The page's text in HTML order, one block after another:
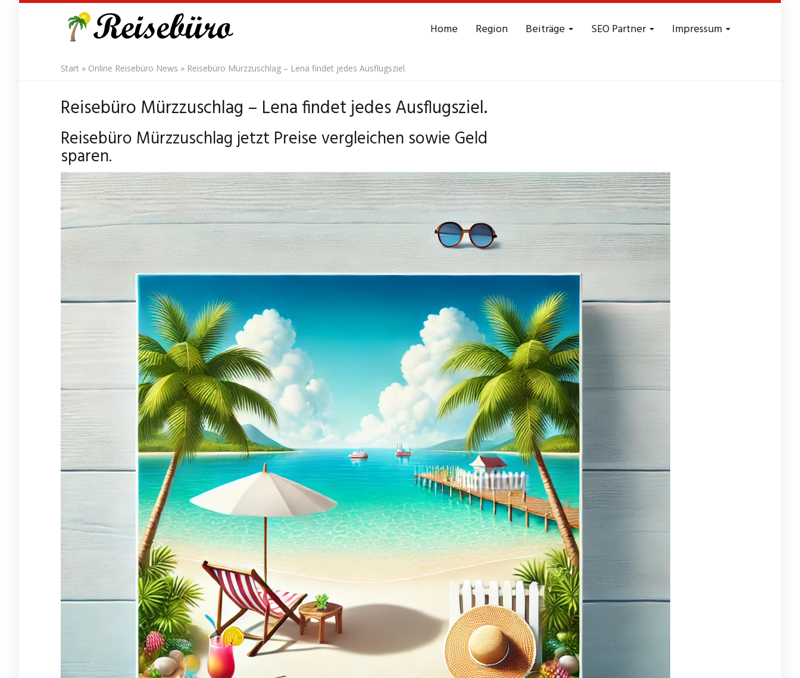
Home Region Beiträge SEO Partner Impressum
Start » Online Reisebüro News » Reisebüro Mürzzuschlag – Lena findet jedes Ausflugsziel.
Reisebüro Mürzzuschlag – Lena findet jedes Ausflugsziel.
Reisebüro Mürzzuschlag jetzt Preise vergleichen sowie Geld
sparen.